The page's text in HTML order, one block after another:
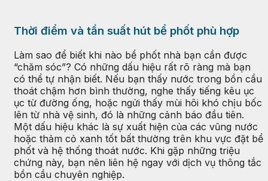
Thời điểm và tần suất hút bể phốt phù hợp
Làm sao để biết khi nào bể phốt nhà bạn cần được
“chăm sóc”? Có những dấu hiệu rất rõ ràng mà bạn
có thể tự nhận biết. Nếu bạn thấy nước trong bồn cầu
thoát chậm hơn bình thường, nghe thấy tiếng kêu ục
ục từ đường ống, hoặc ngửi thấy mùi hôi khó chịu bốc
lên từ nhà vệ sinh, đó là những cảnh báo đầu tiên.
Một dấu hiệu khác là sự xuất hiện của các vũng nước
hoặc thảm cỏ xanh tốt bất thường trên khu vực đặt bể
phốt và hệ thống thoát nước. Khi gặp những triệu
chứng này, bạn nên liên hệ ngay với dịch vụ thông tắc
bồn cầu chuyên nghiệp.